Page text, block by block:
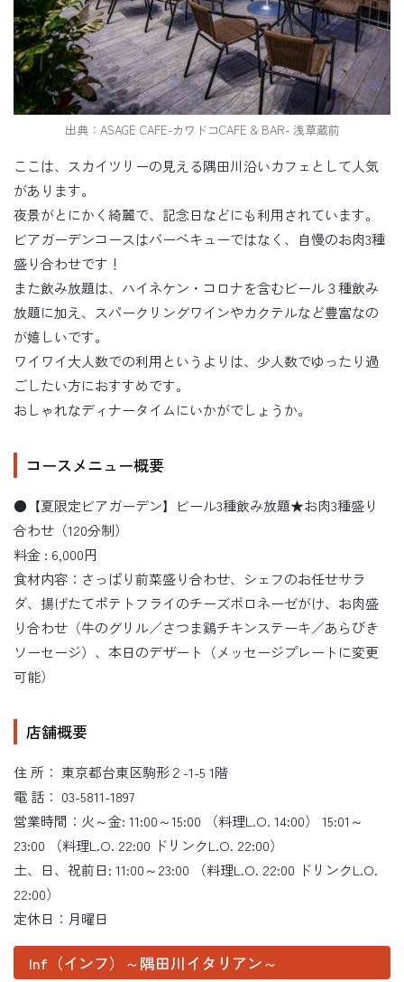
出典：ASAGE CAFE-カワドコCAFE & BAR- 浅草蔵前
ここは、スカイツリーの見える隅田川沿いカフェとして人気
があります。
夜景がとにかく綺麗で、記念日などにも利用されています。
ビアガーデンコースはバーベキューではなく、自慢のお肉3種
盛り合わせです！
また飲み放題は、ハイネケン・コロナを含むビール３種飲み
放題に加え、スパークリングワインやカクテルなど豊富なの
が嬉しいです。
ワイワイ大人数での利用というよりは、少人数でゆったり過
ごしたい方におすすめです。
おしゃれなディナータイムにいかがでしょうか。
コースメニュー概要
●【夏限定ビアガーデン】ビール3種飲み放題★お肉3種盛り
合わせ（120分制）
料金 : 6,000円
食材内容：さっぱり前菜盛り合わせ、シェフのお任せサラ
ダ、揚げたてポテトフライのチーズボロネーゼがけ、お肉盛
り合わせ（牛のグリル／さつま鷄チキンステーキ／あらびき
ソーセージ）、本日のデザート（メッセージプレートに変更
可能）
店舗概要
住 所： 東京都台東区駒形２-1-5 1階
電 話： 03-5811-1897
営業時間：火～金: 11:00～15:00 （料理L.O. 14:00） 15:01～
23:00 （料理L.O. 22:00 ドリンクL.O. 22:00）
土、日、祝前日: 11:00～23:00 （料理L.O. 22:00 ドリンクL.O.
22:00）
定休日：月曜日
Inf（インフ）～隅田川イタリアン～